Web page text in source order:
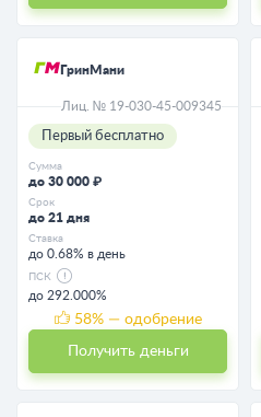
ГринМани
Лиц. № 19-030-45-009345
Первый бесплатно
Сумма
до 30 000 ₽
Срок
до 21 дня
Ставка
до 0.68% в день
ПСК
до 292.000%
58% — одобрение
Получить деньги